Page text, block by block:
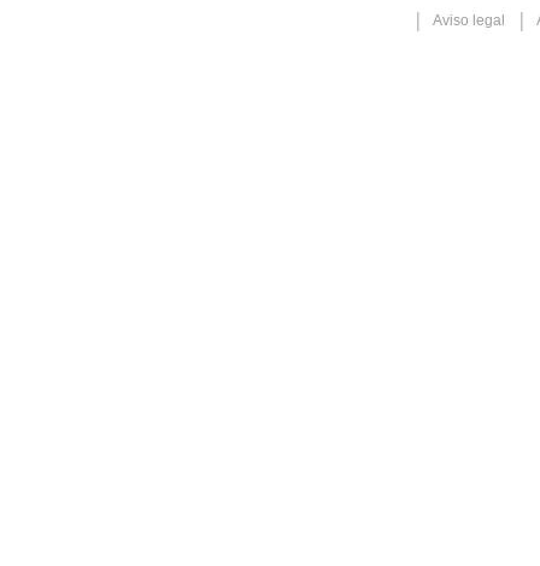
Aviso legal